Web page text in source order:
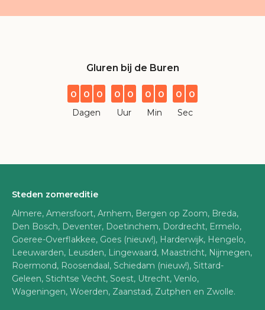
Gluren bij de Buren
0 0 0
Dagen
0 0
Uur
0 0
Min
0 0
Sec
Steden zomereditie
Almere, Amersfoort, Arnhem, Bergen op Zoom, Breda,
Den Bosch, Deventer, Doetinchem, Dordrecht, Ermelo,
Goeree-Overflakkee, Goes (nieuw!), Harderwijk, Hengelo,
Leeuwarden, Leusden, Lingewaard, Maastricht, Nijmegen,
Roermond, Roosendaal, Schiedam (nieuw!), Sittard-
Geleen, Stichtse Vecht, Soest, Utrecht, Venlo,
Wageningen, Woerden, Zaanstad, Zutphen en Zwolle.